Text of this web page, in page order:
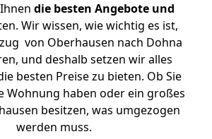
die besten Angebote und
Wir wissen, wie wichtig es ist,
von Oberhausen nach Dohna
und deshalb setzen wir alles
besten Preise zu bieten. Ob Sie
Wohnung haben oder ein großes
besitzen, was umgezogen
werden muss.